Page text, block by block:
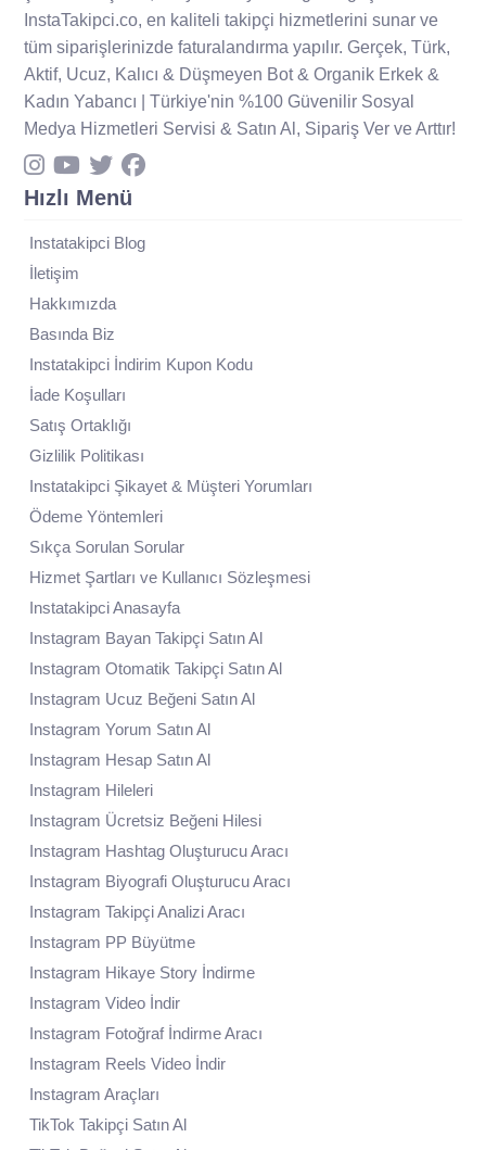
InstaTakipci.co, en kaliteli takipçi hizmetlerini sunar ve
tüm siparişlerinizde faturalandırma yapılır. Gerçek, Türk,
Aktif, Ucuz, Kalıcı & Düşmeyen Bot & Organik Erkek &
Kadın Yabancı | Türkiye'nin %100 Güvenilir Sosyal
Medya Hizmetleri Servisi & Satın Al, Sipariş Ver ve Arttır!
Hızlı Menü
Instatakipci Blog
İletişim
Hakkımızda
Basında Biz
Instatakipci İndirim Kupon Kodu
İade Koşulları
Satış Ortaklığı
Gizlilik Politikası
Instatakipci Şikayet & Müşteri Yorumları
Ödeme Yöntemleri
Sıkça Sorulan Sorular
Hizmet Şartları ve Kullanıcı Sözleşmesi
Instatakipci Anasayfa
Instagram Bayan Takipçi Satın Al
Instagram Otomatik Takipçi Satın Al
Instagram Ucuz Beğeni Satın Al
Instagram Yorum Satın Al
Instagram Hesap Satın Al
Instagram Hileleri
Instagram Ücretsiz Beğeni Hilesi
Instagram Hashtag Oluşturucu Aracı
Instagram Biyografi Oluşturucu Aracı
Instagram Takipçi Analizi Aracı
Instagram PP Büyütme
Instagram Hikaye Story İndirme
Instagram Video İndir
Instagram Fotoğraf İndirme Aracı
Instagram Reels Video İndir
Instagram Araçları
TikTok Takipçi Satın Al